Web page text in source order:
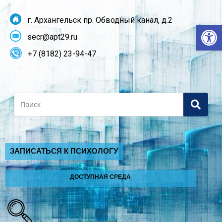
г. Архангельск пр. Обводный канал, д.2
secr@apt29.ru
+7 (8182) 23-94-47
Search
ЗАПИСАТЬСЯ К ПСИХОЛОГУ
ДОСТУПНАЯ СРЕДА